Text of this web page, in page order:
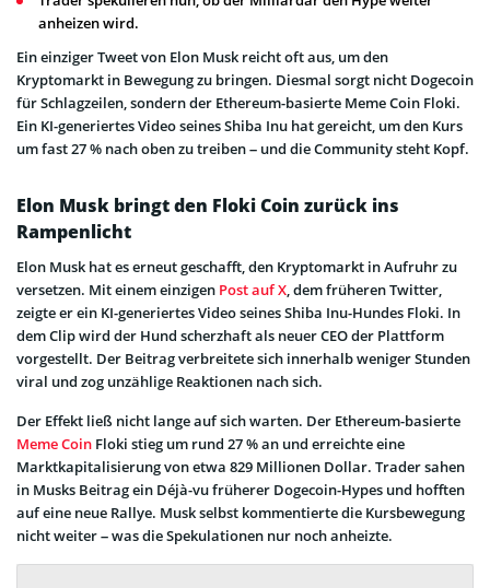
anheizen wird.
Ein einziger Tweet von Elon Musk reicht oft aus, um den
Kryptomarkt in Bewegung zu bringen. Diesmal sorgt nicht Dogecoin
für Schlagzeilen, sondern der Ethereum-basierte Meme Coin Floki.
Ein KI-generiertes Video seines Shiba Inu hat gereicht, um den Kurs
um fast 27 % nach oben zu treiben – und die Community steht Kopf.
Elon Musk bringt den Floki Coin zurück ins
Rampenlicht
Elon Musk hat es erneut geschafft, den Kryptomarkt in Aufruhr zu
versetzen. Mit einem einzigen Post auf X, dem früheren Twitter,
zeigte er ein KI-generiertes Video seines Shiba Inu-Hundes Floki. In
dem Clip wird der Hund scherzhaft als neuer CEO der Plattform
vorgestellt. Der Beitrag verbreitete sich innerhalb weniger Stunden
viral und zog unzählige Reaktionen nach sich.
Der Effekt ließ nicht lange auf sich warten. Der Ethereum-basierte
Meme Coin Floki stieg um rund 27 % an und erreichte eine
Marktkapitalisierung von etwa 829 Millionen Dollar. Trader sahen
in Musks Beitrag ein Déjà-vu früherer Dogecoin-Hypes und hofften
auf eine neue Rallye. Musk selbst kommentierte die Kursbewegung
nicht weiter – was die Spekulationen nur noch anheizte.